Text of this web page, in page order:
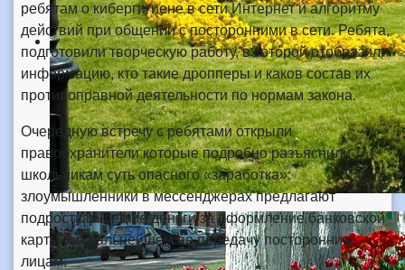
ребятам о кибергигиене в сети Интернет и алгоритму
действий при общении с посторонними в сети. Ребята,
подготовили творческую работу, в которой отобразили
информацию, кто такие дропперы и каков состав их
противоправной деятельности по нормам закона.
Очередную встречу с ребятами открыли
правоохранители которые подробно разъяснили
школьникам суть опасного «заработка»:
злоумышленники в мессенджерах предлагают
подросткам легкие деньги за оформление банковской
карты и в дальнейшем ее передачу посторонним
лицам.